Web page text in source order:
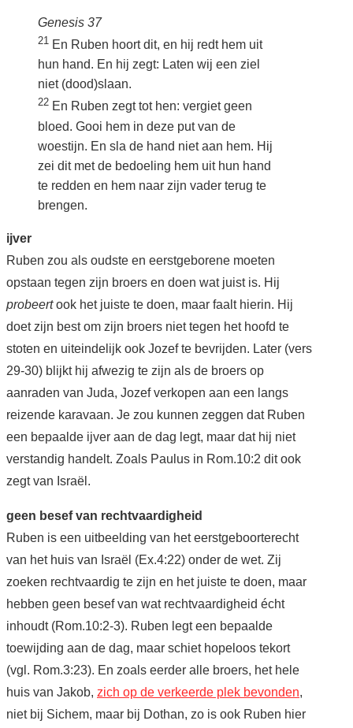
Genesis 37
21 En Ruben hoort dit, en hij redt hem uit
hun hand. En hij zegt: Laten wij een ziel
niet (dood)slaan.
22 En Ruben zegt tot hen: vergiet geen
bloed. Gooi hem in deze put van de
woestijn. En sla de hand niet aan hem. Hij
zei dit met de bedoeling hem uit hun hand
te redden en hem naar zijn vader terug te
brengen.
ijver
Ruben zou als oudste en eerstgeborene moeten
opstaan tegen zijn broers en doen wat juist is. Hij
probeertook het juiste te doen, maar faalt hierin. Hij
doet zijn best om zijn broers niet tegen het hoofd te
stoten en uiteindelijk ook Jozef te bevrijden. Later (vers
29-30) blijkt hij afwezig te zijn als de broers op
aanraden van Juda, Jozef verkopen aan een langs
reizende karavaan. Je zou kunnen zeggen dat Ruben
een bepaalde ijver aan de dag legt, maar dat hij niet
verstandig handelt. Zoals Paulus in Rom.10:2 dit ook
zegt van Israël.
geen besef van rechtvaardigheid
Ruben is een uitbeelding van het eerstgeboorterecht
van het huis van Israël (Ex.4:22) onder de wet. Zij
zoeken rechtvaardig te zijn en het juiste te doen, maar
hebben geen besef van wat rechtvaardigheid écht
inhoudt (Rom.10:2-3). Ruben legt een bepaalde
toewijding aan de dag, maar schiet hopeloos tekort
(vgl. Rom.3:23). En zoals eerder alle broers, het hele
huis van Jakob, zich op de verkeerde plek bevonden,
niet bij Sichem, maar bij Dothan, zo is ook Ruben hier